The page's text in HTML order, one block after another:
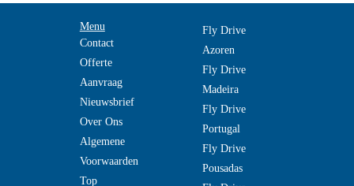
Menu
Contact
Offerte
Aanvraag
Nieuwsbrief
Over Ons
Algemene
Voorwaarden
Top
Fly Drive
Azoren
Fly Drive
Madeira
Fly Drive
Portugal
Fly Drive
Pousadas